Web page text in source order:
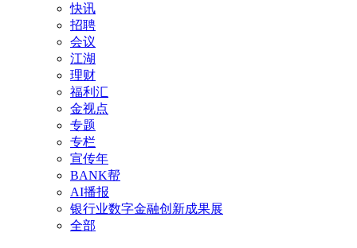
快讯
招聘
会议
江湖
理财
福利汇
金视点
专题
专栏
宣传年
BANK帮
AI播报
银行业数字金融创新成果展
全部